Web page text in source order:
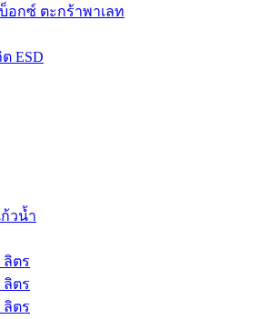
อกซ์ ตะกร้าพาเลท
ESD
วน้ำ
ลิตร
ลิตร
ลิตร